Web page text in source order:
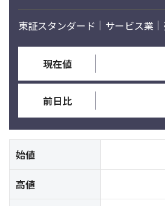
東証スタンダード サービス業
現在値
前日比
始値
高値